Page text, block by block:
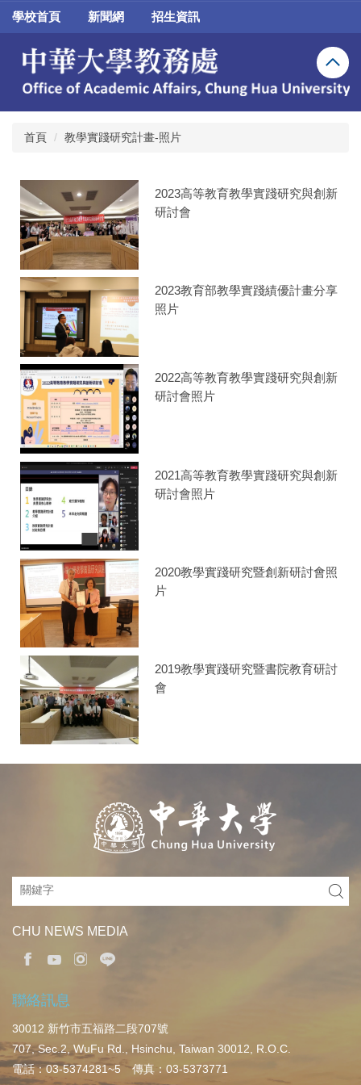
跳
區
學校首頁 新聞網 招生資訊
首頁 教學實踐研究計畫-照片
2023高等教育教學實踐研究與創新
研討會
2023教育部教學實踐績優計畫分享
照片
2022高等教育教學實踐研究與創新
研討會照片
2021高等教育教學實踐研究與創新
研討會照片
2020教學實踐研究暨創新研討會照
片
2019教學實踐研究暨書院教育研討
會
CHU NEWS MEDIA
聯絡訊息
30012 新竹市五福路二段707號
707, Sec.2, WuFu Rd., Hsinchu, Taiwan 30012, R.O.C.
電話：03-5374281~5 傳真：03-5373771